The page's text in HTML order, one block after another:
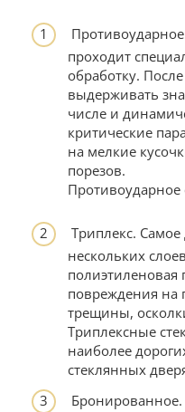
проходит
обработку.
выдерживать
числе и
критические
на мелкие
порезов.
Противоударное
Триплекс. Самое
нескольких
полиэтиленовая
повреждения на
трещины,
Триплексные
наиболее
стеклянных